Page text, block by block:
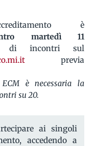
è
martedì 11
di incontri sul
previa
è necessaria la
su 20.
ai singoli
accedendo a